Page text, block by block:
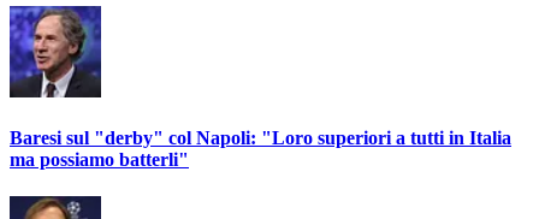
Baresi sul "derby" col Napoli: "Loro superiori a tutti in Italia
ma possiamo batterli"